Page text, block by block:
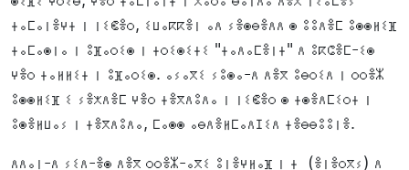
ⵜⴰⵎⴰⵏⴻⵖⵜ ⵏ ⵏⵉⵞⴻⵔ, ⵉⵡⴰⴽⴽⴻⵏ ⴰⴷ ⵢⴻⵙⴱⴻⴷⴷ ⵙ ⵓⵓⴷⴻⵎ ⵓⵙⵙⵍⵉⴼ
ⵜⴰⵎⴰⵙⵏⴰ ⵏ ⵓⴼⴰⵔⵉⵙ ⵏ ⵜⵔⵉⵙⵉⵜⵉ "ⵜⴰⴷⴰⵎⴻⵏⵜ" ⴷ ⵓⴽⵛⴻⵎ-ⵉⵙ
ⵖⴻⵔ ⵜⴰⵍⵍⵉⵜ ⵏ ⵓⴼⴰⵔⵉⵙ. ⴰⵢⴰⴳⵉ ⵢⵓⵙⴰ-ⴷ ⴷⴻⴳ ⵓⴱⵔⵉⴷ ⵏ ⵔⵔⴻⵣ
ⵓⵙⵙⵍⵉⴼ ⵉ ⵢⴻⵅⴷⴻⵎ ⵖⴻⵔ ⵜⴻⴳⴷⵓⴷⴰ ⵏ ⵏⵉⵞⴻⵔ ⵙ ⵜⵙⴻⴷⵎⵉⵔⵜ ⵏ
ⵓⵙⴻⵍⵡⴰⵢ ⵏ ⵜⴻⴳⴷⵓⴷⴰ, ⵎⴰⵙⵙ ⴰⴱⴷⴻⵍⵎⴰⴷⵊⵉⴷ ⵜⴻⴱⴱⵓⵓⵏⴻ.
ⴷⴷⴰⵏ-ⴷ ⵢⵉⴷ-ⴻⵙ ⴷⴻⴳ ⵔⵔⴻⵣ-ⴰⴳⵉ ⵓⵏⴻⵖⵍⴰⴼ ⵏ ⵜ (ⴻⵏⴻⵔⴳⵢ) ⴷ